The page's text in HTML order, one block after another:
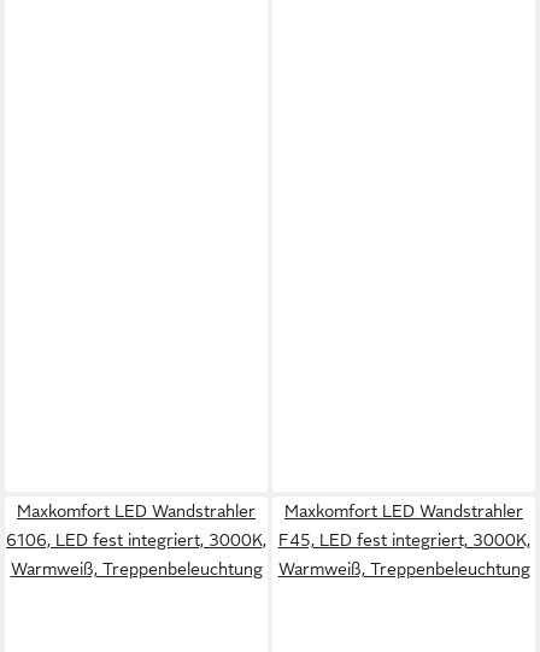
Maxkomfort LED Wandstrahler
6106, LED fest integriert, 3000K,
Warmweiß, Treppenbeleuchtung
Maxkomfort LED Wandstrahler
F45, LED fest integriert, 3000K,
Warmweiß, Treppenbeleuchtung